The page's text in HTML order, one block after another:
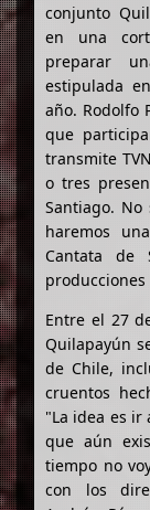
conjunto
en una
preparar
estipulada
año. Rodolfo
que
transmite
o tres
Santiago.
haremos
Cantata de
producciones
Entre el 27
Quilapayún
de Chile,
cruentos
"La idea es ir
que aún
tiempo no
con los